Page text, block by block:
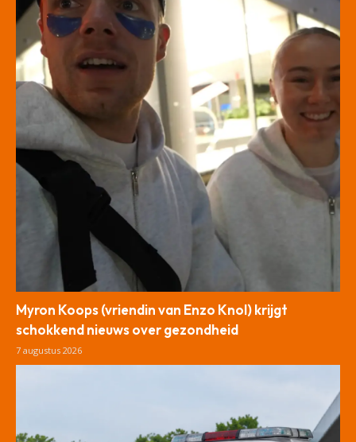
Myron Koops (vriendin van Enzo Knol) krijgt
schokkend nieuws over gezondheid
7 augustus 2026